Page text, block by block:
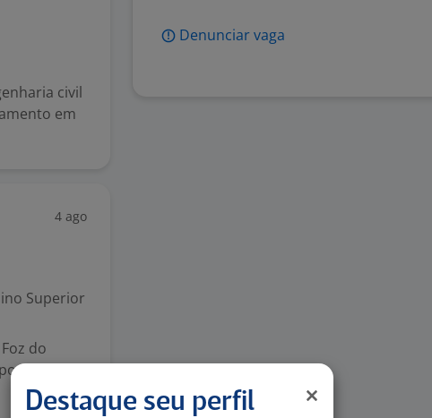
civil
em
4 ago
Superior
do
de
Denunciar vaga
Destaque seu perfil